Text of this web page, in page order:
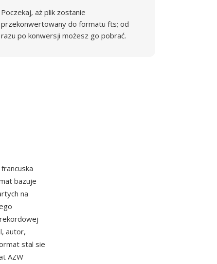
Poczekaj, aż plik zostanie
przekonwertowany do formatu fts; od
razu po konwersji możesz go pobrać.
francuska
bazuje
na
autor,
stal sie
AZW